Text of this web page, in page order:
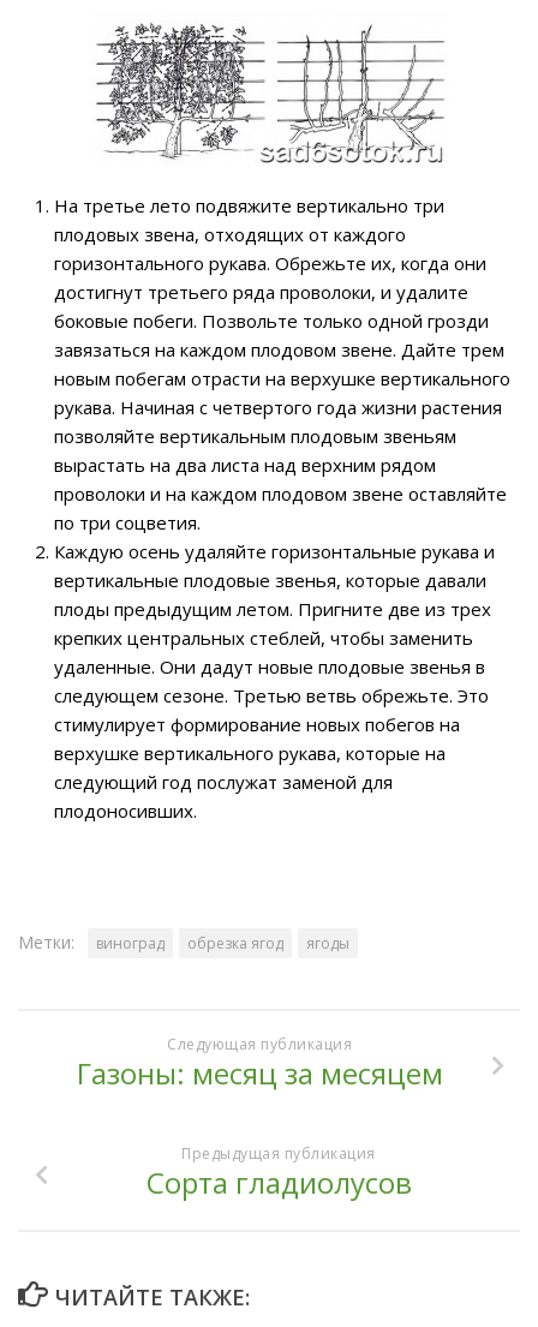
На третье лето подвяжите вертикально три
плодовых звена, отходящих от каждого
горизонтального рукава. Обрежьте их, когда они
достигнут третьего ряда проволоки, и удалите
боковые побеги. Позвольте только одной грозди
завязаться на каждом плодовом звене. Дайте трем
новым побегам отрасти на верхушке вертикального
рукава. Начиная с четвертого года жизни растения
позволяйте вертикальным плодовым звеньям
вырастать на два листа над верхним рядом
проволоки и на каждом плодовом звене оставляйте
по три соцветия.
Каждую осень удаляйте горизонтальные рукава и
вертикальные плодовые звенья, которые давали
плоды предыдущим летом. Пригните две из трех
крепких центральных стеблей, чтобы заменить
удаленные. Они дадут новые плодовые звенья в
следующем сезоне. Третью ветвь обрежьте. Это
стимулирует формирование новых побегов на
верхушке вертикального рукава, которые на
следующий год послужат заменой для
плодоносивших.
Метки: виноград обрезка ягод ягоды
Следующая публикация
Газоны: месяц за месяцем
Предыдущая публикация
Сорта гладиолусов
ЧИТАЙТЕ ТАКЖЕ: